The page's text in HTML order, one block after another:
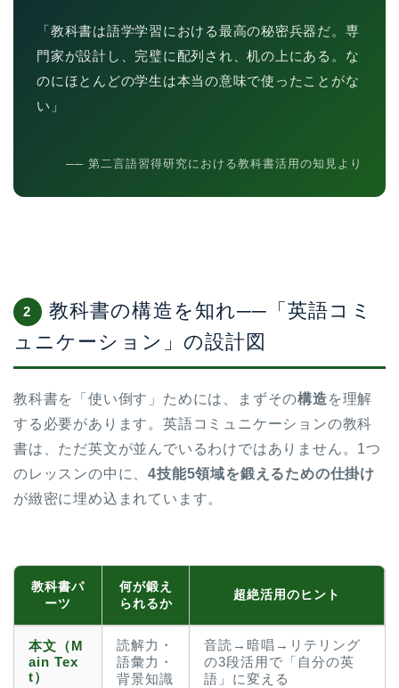
「教科書は語学学習における最高の秘密兵器だ。専
門家が設計し、完璧に配列され、机の上にある。な
のにほとんどの学生は本当の意味で使ったことがな
い」
── 第二言語習得研究における教科書活用の知見より
2
教科書の構造を知れ──「英語コミ
ュニケーション」の設計図
教科書を「使い倒す」ためには、まずその構造を理解
する必要があります。英語コミュニケーションの教科
書は、ただ英文が並んでいるわけではありません。1つ
のレッスンの中に、4技能5領域を鍛えるための仕掛け
が緻密に埋め込まれています。
教科書パ
ーツ
何が鍛え
られるか
超絶活用のヒント
本文（M
ain Tex
t）
読解力・
語彙力・
背景知識
音読→暗唱→リテリング
の3段活用で「自分の英
語」に変える